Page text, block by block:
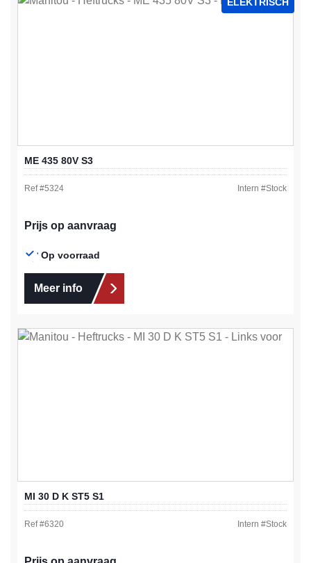
ME 435 80V S3
Ref #5324 Intern #Stock
Prijs op aanvraag
Op voorraad
Meer info
MI 30 D K ST5 S1
Ref #6320 Intern #Stock